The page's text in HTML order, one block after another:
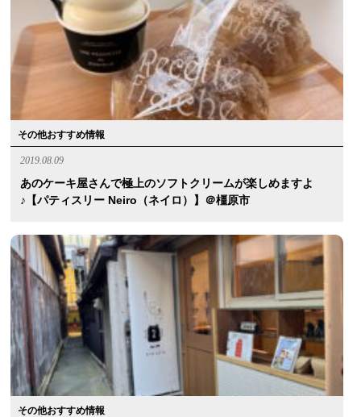
その他おすすめ情報
2019.08.09
あのケーキ屋さんで極上のソフトクリームが楽しめますよ
♪【パティスリー Neiro（ネイロ）】＠橿原市
その他おすすめ情報